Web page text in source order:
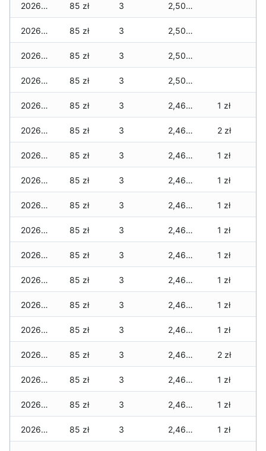
2026-06-01 85 zł 3 2,505 zł
2026-05-31 85 zł 3 2,505 zł
2026-05-30 85 zł 3 2,505 zł
2026-05-29 85 zł 3 2,505 zł
2026-05-28 85 zł 3 2,460 zł 1 zł
2026-05-27 85 zł 3 2,460 zł 2 zł
2026-05-26 85 zł 3 2,460 zł 1 zł
2026-05-25 85 zł 3 2,460 zł 1 zł
2026-05-24 85 zł 3 2,460 zł 1 zł
2026-05-23 85 zł 3 2,460 zł 1 zł
2026-05-22 85 zł 3 2,460 zł 1 zł
2026-05-21 85 zł 3 2,460 zł 1 zł
2026-05-20 85 zł 3 2,460 zł 1 zł
2026-05-19 85 zł 3 2,460 zł 1 zł
2026-05-18 85 zł 3 2,460 zł 2 zł
2026-05-17 85 zł 3 2,460 zł 1 zł
2026-05-16 85 zł 3 2,460 zł 1 zł
2026-05-15 85 zł 3 2,460 zł 1 zł